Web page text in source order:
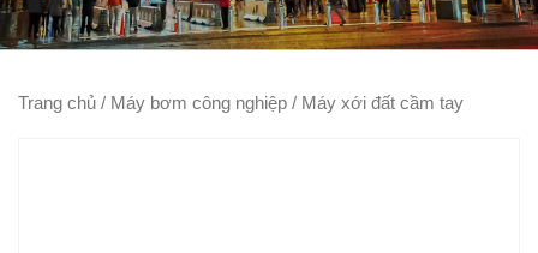
Trang chủ / Máy bơm công nghiệp / Máy xới đất cầm tay